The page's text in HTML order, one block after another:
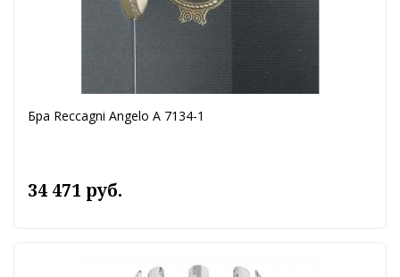
Бра Reccagni Angelo A 7134-1
34 471 руб.